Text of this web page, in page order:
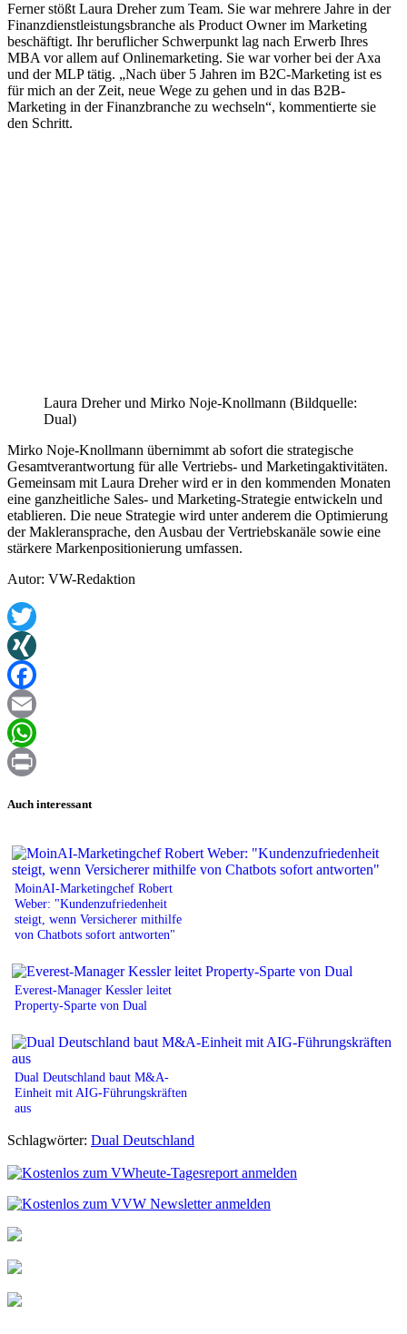
Ferner stößt Laura Dreher zum Team. Sie war mehrere Jahre in der
Finanzdienstleistungsbranche als Product Owner im Marketing
beschäftigt. Ihr beruflicher Schwerpunkt lag nach Erwerb Ihres
MBA vor allem auf Onlinemarketing. Sie war vorher bei der Axa
und der MLP tätig. „Nach über 5 Jahren im B2C-Marketing ist es
für mich an der Zeit, neue Wege zu gehen und in das B2B-
Marketing in der Finanzbranche zu wechseln“, kommentierte sie
den Schritt.
Laura Dreher und Mirko Noje-Knollmann (Bildquelle:
Dual)
Mirko Noje-Knollmann übernimmt ab sofort die strategische
Gesamtverantwortung für alle Vertriebs- und Marketingaktivitäten.
Gemeinsam mit Laura Dreher wird er in den kommenden Monaten
eine ganzheitliche Sales- und Marketing-Strategie entwickeln und
etablieren. Die neue Strategie wird unter anderem die Optimierung
der Makleransprache, den Ausbau der Vertriebskanäle sowie eine
stärkere Markenpositionierung umfassen.
Autor: VW-Redaktion
Twitter
XING
Facebook
Email
WhatsApp
Auch interessant
MoinAI-Marketingchef Robert
Weber: "Kundenzufriedenheit
steigt, wenn Versicherer mithilfe
von Chatbots sofort antworten"
Everest-Manager Kessler leitet
Property-Sparte von Dual
Dual Deutschland baut M&A-
Einheit mit AIG-Führungskräften
aus
Schlagwörter: Dual Deutschland